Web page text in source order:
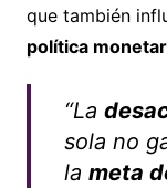
que también
política
“La
sola no
la meta